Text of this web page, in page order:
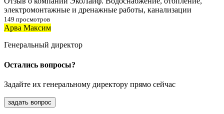
электромонтажные и дренажные работы, канализации
149 просмотров
Арва Максим
Генеральный директор
Остались вопросы?
Задайте их генеральному директору прямо сейчас
задать вопрос